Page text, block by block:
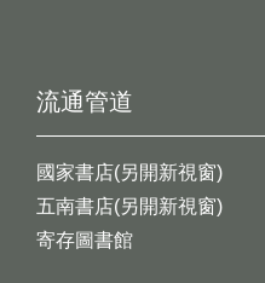
流通管道
國家書店(另開新視窗)
五南書店(另開新視窗)
寄存圖書館